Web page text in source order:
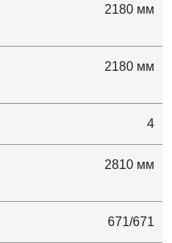
2180 мм
2180 мм
4
2810 мм
671/671